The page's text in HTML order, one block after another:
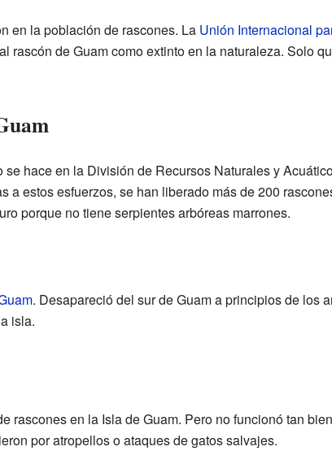
en la población de rascones. La Unión Internacional
rascón de Guam como extinto en la naturaleza. Solo
hace en la División de Recursos Naturales y
a estos esfuerzos, se han liberado más de 200
porque no tiene serpientes arbóreas marrones.
. Desapareció del sur de Guam a principios de los
isla.
rascones en la Isla de Guam. Pero no funcionó tan
por atropellos o ataques de gatos salvajes.